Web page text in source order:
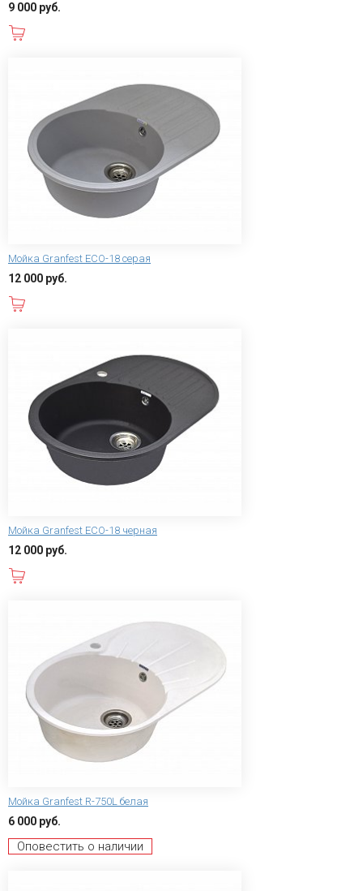
9 000 руб.
Мойка Granfest ECO-18 серая
12 000 руб.
Мойка Granfest ECO-18 черная
12 000 руб.
Мойка Granfest R-750L белая
6 000 руб.
Оповестить о наличии